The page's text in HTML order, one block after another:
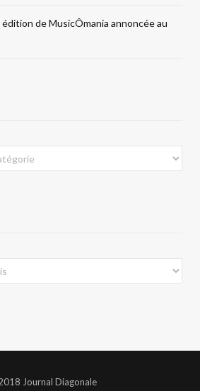
de MusicÔmania annoncée au
Journal Diagonale